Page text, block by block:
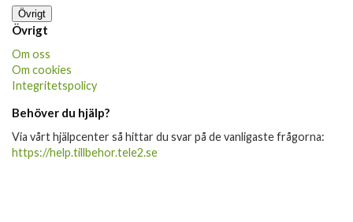
Övrigt
Övrigt
Om oss
Om cookies
Integritetspolicy
Behöver du hjälp?
Via vårt hjälpcenter så hittar du svar på de vanligaste frågorna:
https://help.tillbehor.tele2.se